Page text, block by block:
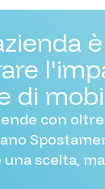
di
con
una scelta,